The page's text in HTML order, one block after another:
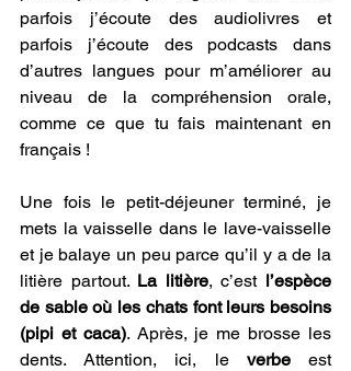
parfois j’écoute des audiolivres et
parfois j’écoute des podcasts dans
d’autres langues pour m’améliorer au
niveau de la compréhension orale,
comme ce que tu fais maintenant en
français !
Une fois le petit-déjeuner terminé, je
mets la vaisselle dans le lave-vaisselle
et je balaye un peu parce qu’il y a de la
litière partout. La litière, c’est l’espèce
de sable où les chats font leurs besoins
(pipi et caca). Après, je me brosse les
dents. Attention, ici, le verbe
est